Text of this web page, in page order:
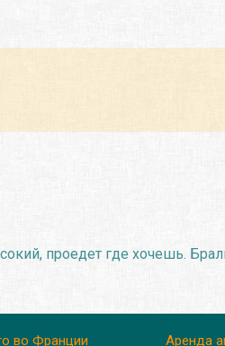
проедет где хочешь.
во Франции Аренда